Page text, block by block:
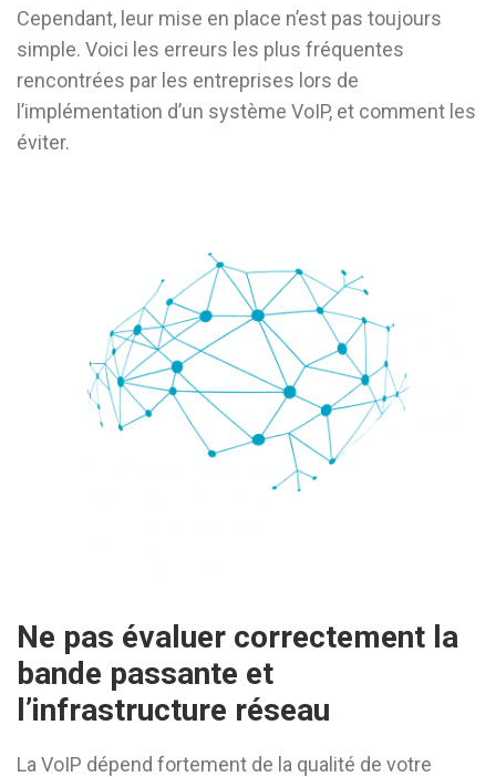
Cependant, leur mise en place n’est pas toujours
simple. Voici les erreurs les plus fréquentes
rencontrées par les entreprises lors de
l’implémentation d’un système VoIP, et comment les
éviter.
Ne pas évaluer correctement la
bande passante et
l’infrastructure réseau
La VoIP dépend fortement de la qualité de votre